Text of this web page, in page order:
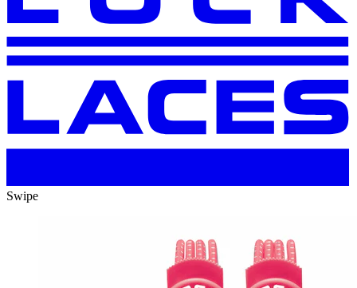
Swipe